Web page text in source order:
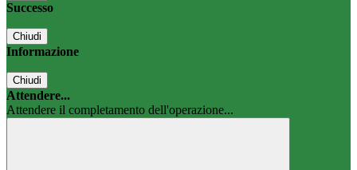
Successo
Chiudi
Informazione
Chiudi
Attendere...
Attendere il completamento dell'operazione...